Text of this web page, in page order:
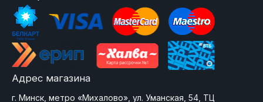
Адрес магазина
г. Минск, метро «Михалово», ул. Уманская, 54, ТЦ